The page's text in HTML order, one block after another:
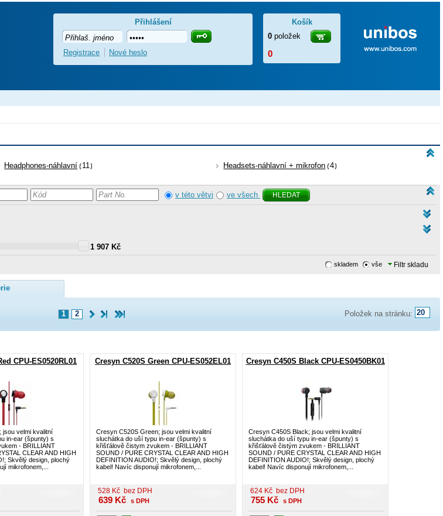
Headphones-náhlavní 11 Headsets-náhlavní + mikrofon 4
v této větvi ve všech HLEDAT
1 907 Kč
Filtr skladu
skladem vše
Položek na stránku:
1 2
CPU-ES0520RL01
jsou velmi kvalitní
in-ear (špunty) s
- BRILLIANT
CLEAR AND HIGH
Skvělý design, plochý
mikrofonem,...
Cresyn C520S Green CPU-ES052EL01
Cresyn C520S Green; jsou velmi kvalitní
sluchátka do uší typu in-ear (špunty) s
křišťálově čistym zvukem - BRILLIANT
SOUND / PURE CRYSTAL CLEAR AND HIGH
DEFINITION AUDIO!; Skvělý design, plochý
kabel! Navíc disponují mikrofonem,...
528 Kč bez DPH
639 Kč s DPH
Cresyn C450S Black CPU-ES0450BK01
Cresyn C450S Black; jsou velmi kvalitní
sluchátka do uší typu in-ear (špunty) s
křišťálově čistým zvukem - BRILLIANT
SOUND / PURE CRYSTAL CLEAR AND HIGH
DEFINITION AUDIO!; Skvělý design, plochý
kabel! Navíc disponují mikrofonem,...
624 Kč bez DPH
755 Kč s DPH
Košík
0 položek
0
Přihlášení
Registrace Nové heslo